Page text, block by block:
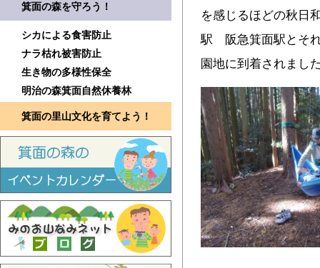
箕面の森を守ろう！
シカによる食害防止
ナラ枯れ被害防止
生き物の多様性保全
明治の森箕面自然休養林
箕面の里山文化を育てよう！
を感じるほどの秋日
駅 阪急箕面駅とそ
園地に到着されまし